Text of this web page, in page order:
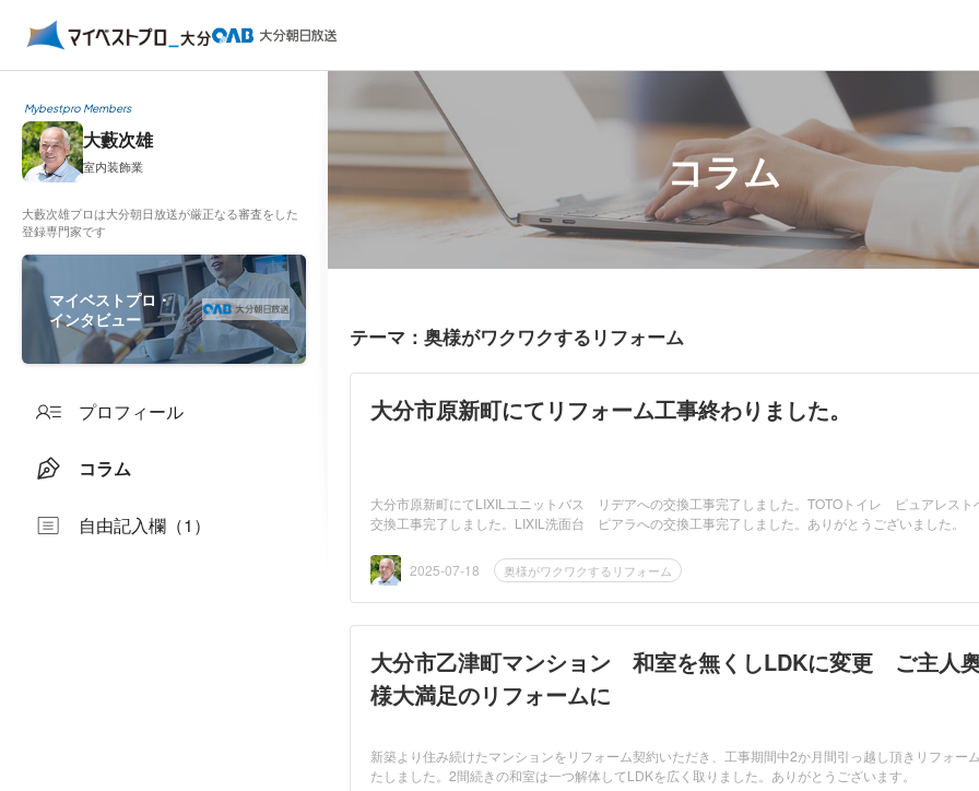
Mybestpro Members
大藪次雄
室内装飾業
大藪次雄プロは大分朝日放送が厳正なる審査をした
登録専門家です
マイベストプロ・
インタビュー
プロフィール
コラム
自由記入欄（1）
コラム
テーマ：奥様がワクワクするリフォーム
大分市原新町にてリフォーム工事終わりました。
大分市原新町にてLIXILユニットバス リデアへの交換工事完了しました。TOTOトイレ ピュアレスト
交換工事完了しました。LIXIL洗面台 ピアラへの交換工事完了しました。ありがとうございました。
2025-07-18 奥様がワクワクするリフォーム
大分市乙津町マンション 和室を無くしLDKに変更 ご主人
様大満足のリフォームに
新築より住み続けたマンションをリフォーム契約いただき、工事期間中2か月間引っ越し頂きリフォー
たしました。2間続きの和室は一つ解体してLDKを広く取りました。ありがとうございます。